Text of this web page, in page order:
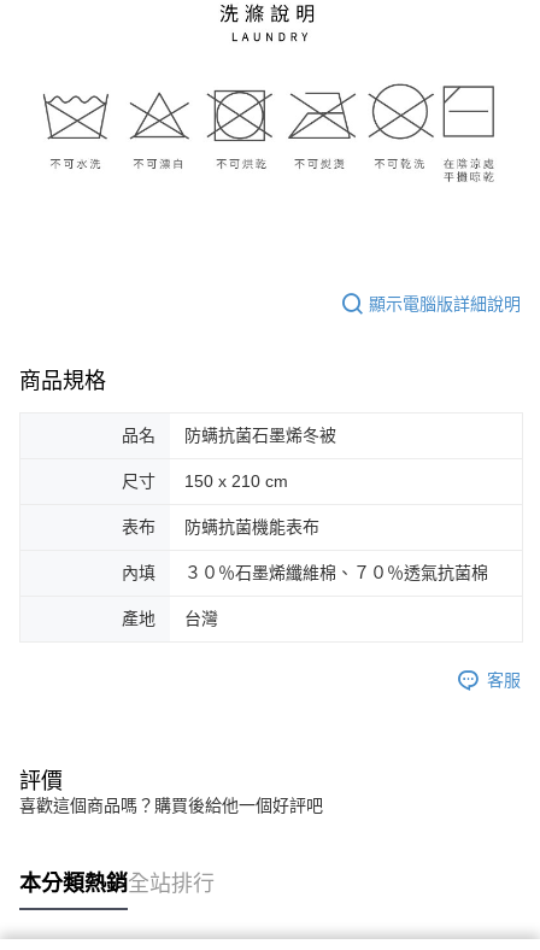
顯示電腦版詳細說明
商品規格
品名 防螨抗菌石墨烯冬被
尺寸 150 x 210 cm
表布 防螨抗菌機能表布
內填 ３０％石墨烯纖維棉、７０％透氣抗菌棉
產地 台灣
客服
評價
喜歡這個商品嗎？購買後給他一個好評吧
本分類熱銷全站排行